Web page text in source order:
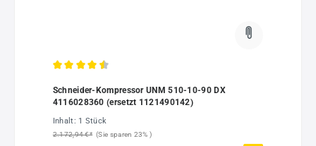
Schneider-Kompressor UNM 510-10-90 DX
4116028360 (ersetzt 1121490142)
Inhalt: 1 Stück
2.172,94 €* (Sie sparen 23% )